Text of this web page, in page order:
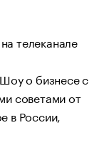
телеканале
о бизнесе с
советами от
в России,